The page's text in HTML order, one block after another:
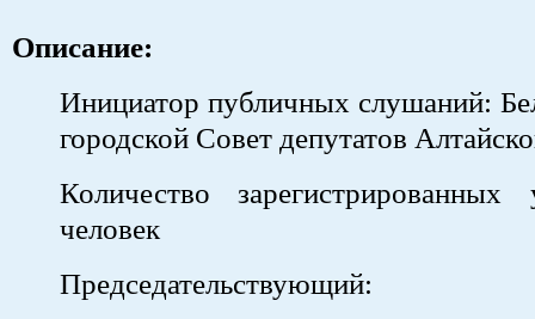
Описание:
Инициатор публичных слушаний:
городской Совет депутатов
Количество зарегистрированных
человек
Председательствующий: